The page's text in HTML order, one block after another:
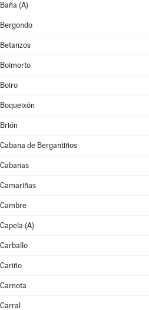
Baña (A)
Bergondo
Betanzos
Boimorto
Boiro
Boqueixón
Brión
Cabana de Bergantiños
Cabanas
Camariñas
Cambre
Capela (A)
Carballo
Cariño
Carnota
Carral